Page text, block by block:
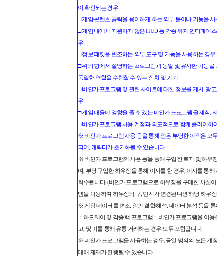
이 확인되는 경우
□ 게임/콘텐츠 공략을 용이하게 하는 외부 툴이나 기능을
□ 게임 내에서 지원하지 않은 HUD 등 각종 유저 인터페이
우
□ 정보 패킷을 변조하는 외부 도구 및 기능을 사용하는 경우
□ 위의 항에서 설명하는 프로그램과 동일 및 유사한 기능을
동일한 역할을 수행할 수 있는 장치 및 기기
□ 비인가 프로그램 및 관련 사이트에 대한 정보를 게시, 광
우
□ 게임 내용에 영향을 줄 수 있는 비인가 프로그램을 제작,
□ 비인가 프로그램 사용 계정과 의도적으로 함께 플레이하
※ 비인가 프로그램 사용 등을 통해 얻은 부당한 이익은 모
되며, 캐릭터가 초기화될 수 있습니다.
※ 비인가 프로그램의 사용 등을 통해 구입한 토지 및 하우
며, 부당 구입한 하우징을 통해 이사를 한 경우, 이사를 통
회수됩니다. (비인가 프로그램으로 하우징을 구매한 사실
템을 이용하여 하우징의 구, 번지가 변경된다면 해당 하우
※ 게임 데이터를 변조, 임의 결합/해석, 데이터 분석 등을
ㆍ하드웨어 및 각종 핵 프로그램ㆍ비인가 프로그램을 이용
고, 및 이를 통해 유통 거래하는 경우 모두 포함됩니다.
※ 비인가 프로그램을 사용하는 경우, 동일 명의의 모든 계
대해 제재가 진행될 수 있습니다.